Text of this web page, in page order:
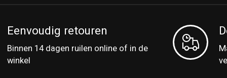
Eenvoudig retouren
Binnen 14 dagen ruilen online of in de
winkel